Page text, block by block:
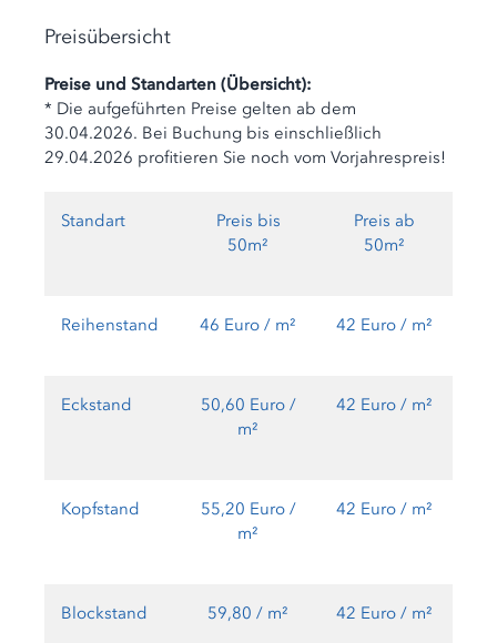
Preisübersicht
Preise und Standarten (Übersicht):
* Die aufgeführten Preise gelten ab dem
30.04.2026. Bei Buchung bis einschließlich
29.04.2026 profitieren Sie noch vom Vorjahrespreis!
Standart
Preis bis
50m²
Preis ab
50m²
Reihenstand 46 Euro / m² 42 Euro / m²
Eckstand
50,60 Euro /
m²
42 Euro / m²
Kopfstand
55,20 Euro /
m²
42 Euro / m²
Blockstand 59,80 / m² 42 Euro / m²